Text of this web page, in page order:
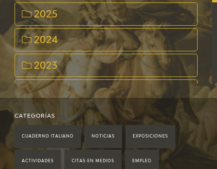
2025
2024
2023
2022
2021
CATEGORÍAS
CUADERNO ITALIANO NOTICIAS EXPOSICIONES
ACTIVIDADES CITAS EN MEDIOS EMPLEO